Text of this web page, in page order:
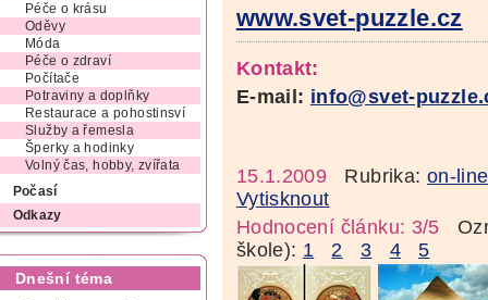
Péče o krásu
Oděvy
Móda
Péče o zdraví
Počítače
Potraviny a doplňky
Restaurace a pohostinsví
Služby a řemesla
Šperky a hodinky
Volný čas, hobby, zvířata
Počasí
Odkazy
Dnešní téma
www.svet-puzzle.cz
Kontakt:
E-mail: info@svet-
15.1.2009 Rubrika: on-
Vytisknout
Hodnocení článku: 3/5
škole): 1 2 3 4 5